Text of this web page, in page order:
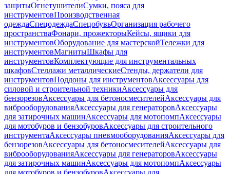
защитыОгнетушителиСумки, пояса для
инструментовПроизводственная
одеждаСпецодеждаСпецобувьОрганизация рабочего
пространстваФонари, прожекторыКейсы, ящики для
инструментовОборудование для мастерскойТележки для
инструментовМагнитыШкафы для
инструментовКомплектующие для инструментальных
шкафовСтеллажи металлическиеСтенды, держатели для
инструментовПоддоны для инструментовАксессуары для
силовой и строительной техникиАксессуары для
бензорезовАксессуары для бетоносмесителейАксессуары для
виброоборудованияАксессуары для генераторовАксессуары
для затирочных машинАксессуары для мотопомпАксессуары
для мотобуров и бензобуровАксессуары для строительного
инструментаАксессуары пневмооборудованияАксессуары для
бензорезовАксессуары для бетоносмесителейАксессуары для
виброоборудованияАксессуары для генераторовАксессуары
для затирочных машинАксессуары для мотопомпАксессуары
для мотобуров и бензобуровАксессуары для